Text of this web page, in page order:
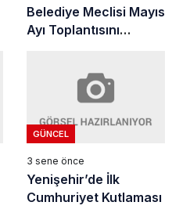
Belediye Meclisi Mayıs
Ayı Toplantısını
GÜNCEL
3 sene önce
Yenişehir’de İlk
Cumhuriyet Kutlaması